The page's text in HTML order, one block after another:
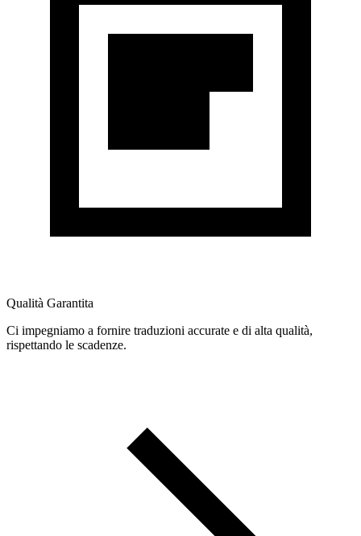
Qualità Garantita
Ci impegniamo a fornire traduzioni accurate e di alta qualità,
rispettando le scadenze.